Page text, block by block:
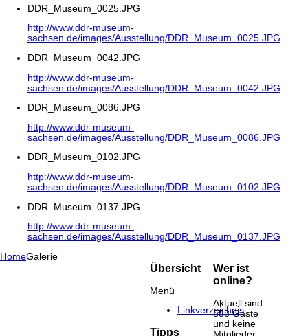
DDR_Museum_0025.JPG
http://www.ddr-museum-
sachsen.de/images/Ausstellung/DDR_Museum_0025.JPG
DDR_Museum_0042.JPG
http://www.ddr-museum-
sachsen.de/images/Ausstellung/DDR_Museum_0042.JPG
DDR_Museum_0086.JPG
http://www.ddr-museum-
sachsen.de/images/Ausstellung/DDR_Museum_0086.JPG
DDR_Museum_0102.JPG
http://www.ddr-museum-
sachsen.de/images/Ausstellung/DDR_Museum_0102.JPG
DDR_Museum_0137.JPG
http://www.ddr-museum-
sachsen.de/images/Ausstellung/DDR_Museum_0137.JPG
HomeGalerie
Übersicht
Menü
Linkverzeichnis
Tipps
Wer ist
online?
Aktuell sind
553 Gäste
und keine